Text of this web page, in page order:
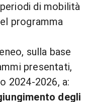
di mobilità
programma
sulla base
presentati,
2024-2026, a:
degli